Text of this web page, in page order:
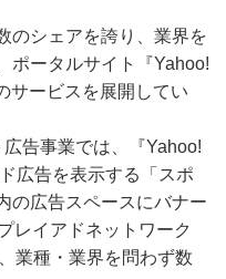
のシェアを誇り、業界を
ポータルサイト『Yahoo!
サービスを展開してい
告事業では、『Yahoo!
広告を表示する「スポ
の広告スペースにバナー
レイアドネットワーク
業種・業界を問わず数